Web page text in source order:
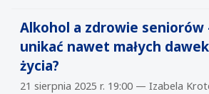
Alkohol a zdrowie seniorów
unikać nawet małych
życia?
21 sierpnia 2025 r. 19:00 — Izabela